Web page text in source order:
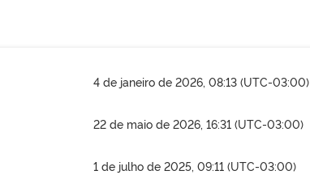
4 de janeiro de 2026, 08:13 (UTC-03:00)
22 de maio de 2026, 16:31 (UTC-03:00)
1 de julho de 2025, 09:11 (UTC-03:00)